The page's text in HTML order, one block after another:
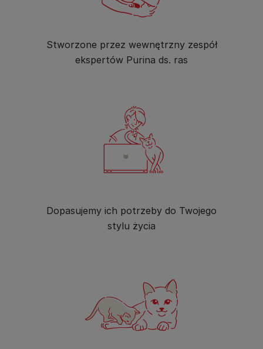
Stworzone przez wewnętrzny zespół
ekspertów Purina ds. ras
Dopasujemy ich potrzeby do Twojego
stylu życia